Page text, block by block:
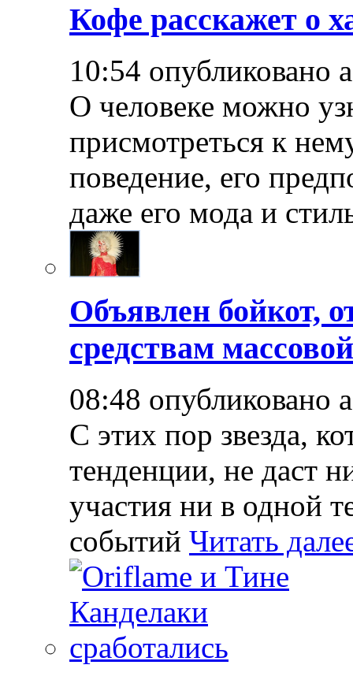
Кофе расскажет о
10:54 опубликовано
О человеке можно
присмотреться к
поведение, его
даже его мода и
Объявлен бойкот,
средствам
08:48 опубликовано
С этих пор звезда,
тенденции, не даст
участия ни в одной
событий Читать